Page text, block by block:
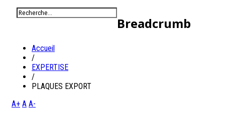
Breadcrumb
Accueil
/
EXPERTISE
/
PLAQUES EXPORT
A+ A A-